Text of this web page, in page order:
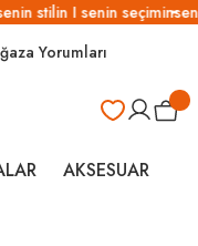
stilin I senin seçimin
Yorumları
AKSESUAR